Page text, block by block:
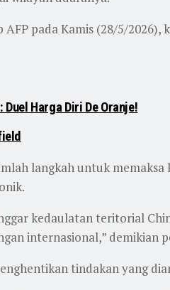
pada Kamis (28/5/
Harga Diri De Oranje!
langkah untuk
kedaulatan teritorial
internasional,” demikian
tindakan yang